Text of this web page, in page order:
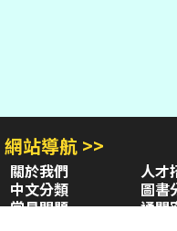
網站導航 >>
關於我們 人才
中文分類
圖書
常見問題
通關